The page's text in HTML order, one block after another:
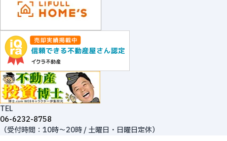
TEL
06-6232-8758
（受付時間：10時～20時 / 土曜日・日曜日定休）